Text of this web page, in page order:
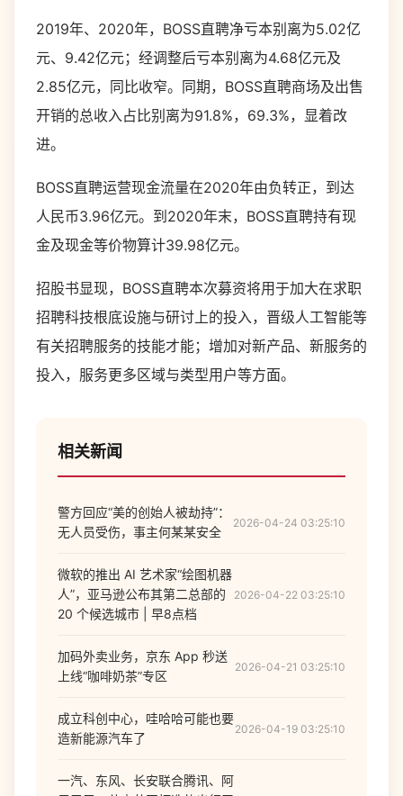
2019年、2020年，BOSS直聘净亏本别离为5.02亿
元、9.42亿元；经调整后亏本别离为4.68亿元及
2.85亿元，同比收窄。同期，BOSS直聘商场及出售
开销的总收入占比别离为91.8%，69.3%，显着改
进。
BOSS直聘运营现金流量在2020年由负转正，到达
人民币3.96亿元。到2020年末，BOSS直聘持有现
金及现金等价物算计39.98亿元。
招股书显现，BOSS直聘本次募资将用于加大在求职
招聘科技根底设施与研讨上的投入，晋级人工智能等
有关招聘服务的技能才能；增加对新产品、新服务的
投入，服务更多区域与类型用户等方面。
相关新闻
警方回应“美的创始人被劫持”：
无人员受伤，事主何某某安全
2026-04-24 03:25:10
微软的推出 AI 艺术家“绘图机器
人”，亚马逊公布其第二总部的
20 个候选城市 | 早8点档
2026-04-22 03:25:10
加码外卖业务，京东 App 秒送
上线“咖啡奶茶”专区
2026-04-21 03:25:10
成立科创中心，哇哈哈可能也要
造新能源汽车了
2026-04-19 03:25:10
一汽、东风、长安联合腾讯、阿